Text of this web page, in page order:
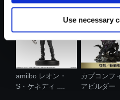
Use necessary
amiibo レオン・
S・ケネディ ....
カプコンフ
アビルダー